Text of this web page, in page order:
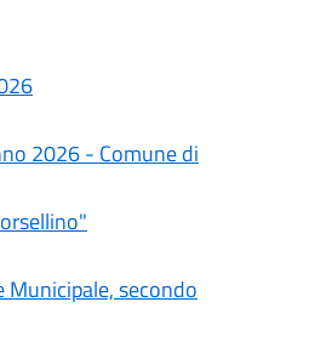
2026 - Comune di
secondo